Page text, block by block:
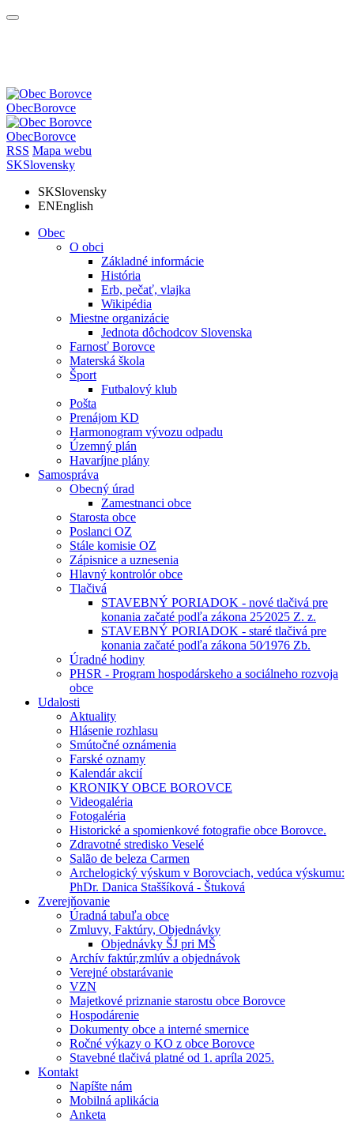
ObecBorovce
ObecBorovce
RSS Mapa webu
SKSlovensky
SKSlovensky
ENEnglish
Obec
O obci
Základné informácie
História
Erb, pečať, vlajka
Wikipédia
Miestne organizácie
Jednota dôchodcov Slovenska
Farnosť Borovce
Materská škola
Šport
Futbalový klub
Pošta
Prenájom KD
Harmonogram vývozu odpadu
Územný plán
Havaríjne plány
Samospráva
Obecný úrad
Zamestnanci obce
Starosta obce
Poslanci OZ
Stále komisie OZ
Zápisnice a uznesenia
Hlavný kontrolór obce
Tlačivá
STAVEBNÝ PORIADOK - nové tlačivá pre
konania začaté podľa zákona 25⁄2025 Z. z.
STAVEBNÝ PORIADOK - staré tlačivá pre
konania začaté podľa zákona 50⁄1976 Zb.
Úradné hodiny
PHSR - Program hospodárskeho a sociálneho rozvoja
obce
Udalosti
Aktuality
Hlásenie rozhlasu
Smútočné oznámenia
Farské oznamy
Kalendár akcií
KRONIKY OBCE BOROVCE
Videogaléria
Fotogaléria
Historické a spomienkové fotografie obce Borovce.
Zdravotné stredisko Veselé
Salão de beleza Carmen
Archelogický výskum v Borovciach, vedúca výskumu:
PhDr. Danica Staššíková - Štuková
Zverejňovanie
Úradná tabuľa obce
Zmluvy, Faktúry, Objednávky
Objednávky ŠJ pri MŠ
Archív faktúr,zmlúv a objednávok
Verejné obstarávanie
VZN
Majetkové priznanie starostu obce Borovce
Hospodárenie
Dokumenty obce a interné smernice
Ročné výkazy o KO z obce Borovce
Stavebné tlačivá platné od 1. apríla 2025.
Kontakt
Napíšte nám
Mobilná aplikácia
Anketa